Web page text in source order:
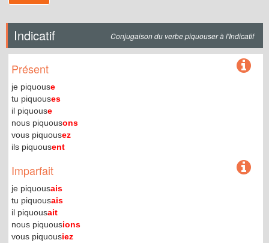
Indicatif Conjugaison du verbe piquouser à l'Indicatif
Présent
je piquouse
tu piquouses
il piquouse
nous piquousons
vous piquousez
ils piquousent
Imparfait
je piquousais
tu piquousais
il piquousait
nous piquousions
vous piquousiez